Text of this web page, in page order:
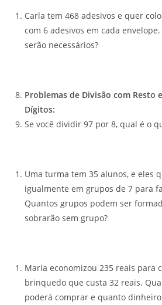
Carla tem 468 adesivos e quer
com 6 adesivos em cada
serão necessários?
Problemas de Divisão com Resto
Dígitos:
Se você dividir 97 por 8, qual é o
Uma turma tem 35 alunos, e eles
igualmente em grupos de 7 para
Quantos grupos podem ser
sobrarão sem grupo?
Maria economizou 235 reais para
brinquedo que custa 32 reais.
poderá comprar e quanto